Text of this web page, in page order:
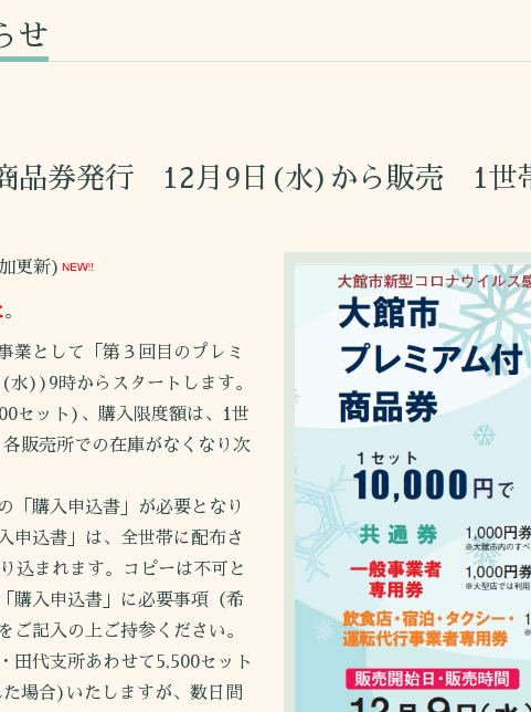
せ
品券発行 12月9日(水)から販売 1世
更新)
。
として「第３回目のプレミ
))9時からスタートします。
セット)、購入限度額は、1世
販売所での在庫がなくなり次
購入申込書」が必要となり
申込書」は、全世帯に配布さ
込まれます。コピーは不可と
購入申込書」に必要事項（希
ご記入の上ご持参ください。
代支所あわせて5,500セット
場合)いたしますが、数日間